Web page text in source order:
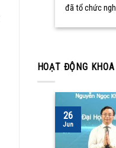
đã tổ chức
HOẠT ĐỘNG
26
Jun